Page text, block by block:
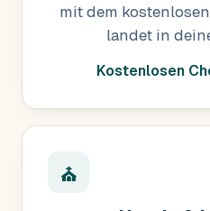
mit dem
landet in
Kostenlosen
⛪